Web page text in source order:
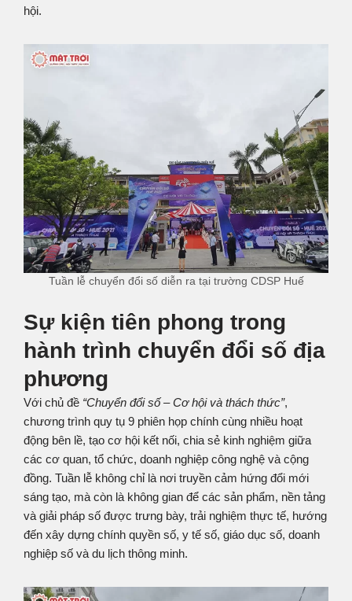
hội.
Tuần lễ chuyển đổi số diễn ra tại trường CDSP Huế
Sự kiện tiên phong trong
hành trình chuyển đổi số địa
phương
Với chủ đề “Chuyển đổi số – Cơ hội và thách thức”,
chương trình quy tụ 9 phiên họp chính cùng nhiều hoạt
động bên lề, tạo cơ hội kết nối, chia sẻ kinh nghiệm giữa
các cơ quan, tổ chức, doanh nghiệp công nghệ và cộng
đồng. Tuần lễ không chỉ là nơi truyền cảm hứng đổi mới
sáng tạo, mà còn là không gian để các sản phẩm, nền tảng
và giải pháp số được trưng bày, trải nghiệm thực tế, hướng
đến xây dựng chính quyền số, y tế số, giáo dục số, doanh
nghiệp số và du lịch thông minh.